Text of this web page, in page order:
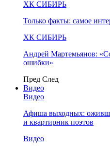
ХК СИБИРЬ
Только факты: самое
ХК СИБИРЬ
Андрей Мартемьянов:
ошибки»
Пред След
Видео
Видео
Афиша выходных:
и квартирник поэтов
Видео